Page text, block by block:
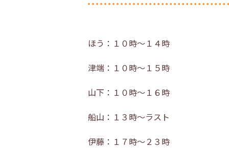
ほう：１０時～１４時
津端：１０時～１５時
山下：１０時～１６時
船山：１３時～ラスト
伊藤：１７時～２３時